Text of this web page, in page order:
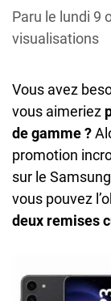
Paru le lundi 9
visualisations
Vous avez
vous aimeriez
de gamme ?
promotion
sur le
vous pouvez
deux remises